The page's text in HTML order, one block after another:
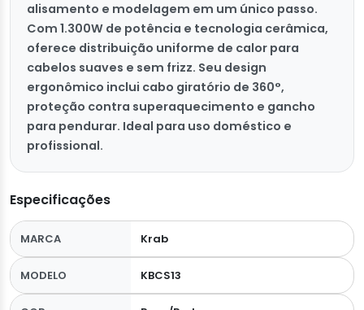
alisamento e modelagem em um único passo.
Com 1.300W de potência e tecnologia cerâmica,
oferece distribuição uniforme de calor para
cabelos suaves e sem frizz. Seu design
ergonômico inclui cabo giratório de 360°,
proteção contra superaquecimento e gancho
para pendurar. Ideal para uso doméstico e
profissional.
Especificações
MARCA Krab
MODELO KBCS13